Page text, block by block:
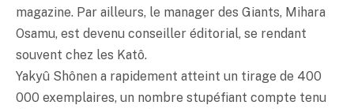
magazine. Par ailleurs, le manager des Giants, Mihara
Osamu, est devenu conseiller éditorial, se rendant
souvent chez les Katô.
Yakyû Shônen a rapidement atteint un tirage de 400
000 exemplaires, un nombre stupéfiant compte tenu